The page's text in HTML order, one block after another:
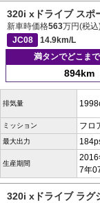
320i xドライブ スポ
新車時価格563万円(税込
JC08
14.9km/L
満タンでどこま
894km
排気量
ミッション フロ
最大出力
生産期間
2016
7年
320i xドライブ ラグ